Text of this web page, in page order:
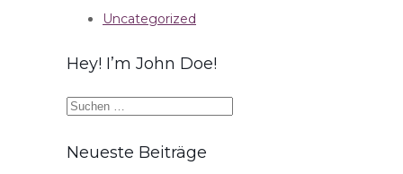
Uncategorized
Hey! I’m John Doe!
Suche
nach:
Neueste Beiträge